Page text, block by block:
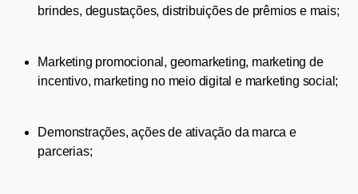
brindes, degustações, distribuições de prêmios e mais;
Marketing promocional, geomarketing, marketing de
incentivo, marketing no meio digital e marketing social;
Demonstrações, ações de ativação da marca e
parcerias;